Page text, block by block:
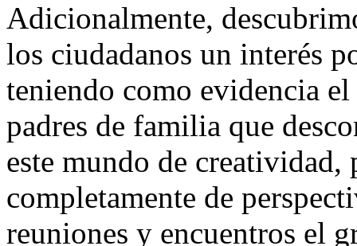
Adicionalmente,
los ciudadanos un interés
teniendo como evidencia
padres de familia que
este mundo de creatividad,
completamente de
reuniones y encuentros el